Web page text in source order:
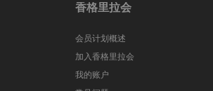
香格里拉会
会员计划概述
加入香格里拉会
我的账户